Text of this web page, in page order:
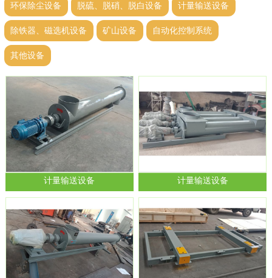
环保除尘设备 脱硫、脱硝、脱白设备 计量输送设备
除铁器、磁选机设备 矿山设备 自动化控制系统
其他设备
计量输送设备 计量输送设备